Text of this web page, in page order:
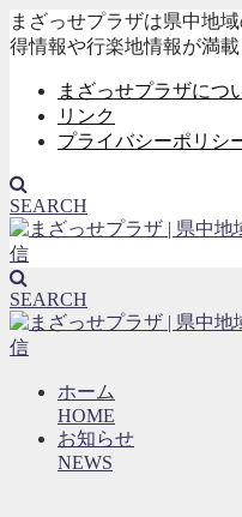
まざっせプラザは県中地
得情報や行楽地情報が満載
まざっせプラザにつ
リンク
プライバシーポリシ
SEARCH
SEARCH
ホーム
HOME
お知らせ
NEWS